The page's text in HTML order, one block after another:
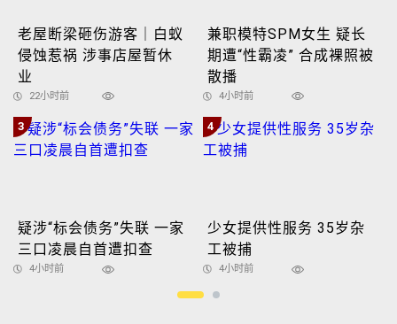
老屋断梁砸伤游客｜白蚁
侵蚀惹祸 涉事店屋暂休
业
22小时前
兼职模特SPM女生 疑长
期遭“性霸凌” 合成裸照被
散播
4小时前
3
疑涉“标会债务”失联 一家
三口凌晨自首遭扣查
4小时前
4
少女提供性服务 35岁杂
工被捕
4小时前